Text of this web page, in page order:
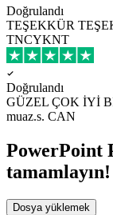
Doğrulandı
TEŞEKKÜR
TNCYKNT
Doğrulandı
GÜZEL ÇOK İYİ
muaz.s. CAN
PowerPoint
tamamlayın!
Dosya yüklemek